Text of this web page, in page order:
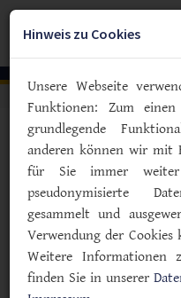
Zum
Hauptinhalt
Vorlesen
Hinweis zu Cookies
Unsere Webseite
Funktionen: Zum
grundlegende
anderen können wir mit
für Sie immer weiter
pseudonymisierte
gesammelt und
Verwendung der
Weitere Informationen
finden Sie in unserer